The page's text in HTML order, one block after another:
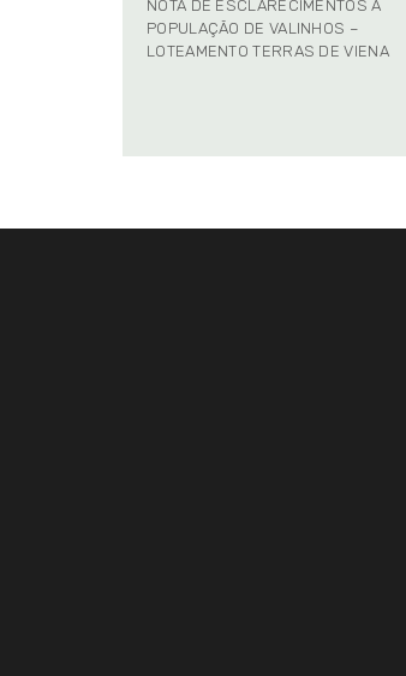
NOTA DE ESCLARECIMENTOS À
POPULAÇÃO DE VALINHOS –
LOTEAMENTO TERRAS DE VIENA